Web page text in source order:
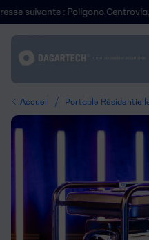
: Polígono Centrovía,
Accueil / Portable